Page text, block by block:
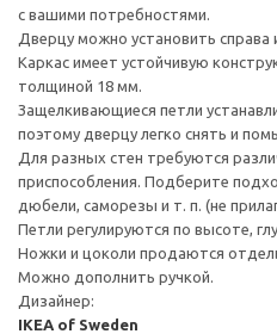
с вашими потребностями.
Дверцу можно установить справа
Каркас имеет устойчивую
толщиной 18 мм.
Защелкивающиеся петли
поэтому дверцу легко снять и
Для разных стен требуются
приспособления. Подберите
дюбели, саморезы и т. п. (не
Петли регулируются по высоте,
Ножки и цоколи продаются
Можно дополнить ручкой.
Дизайнер:
IKEA of Sweden